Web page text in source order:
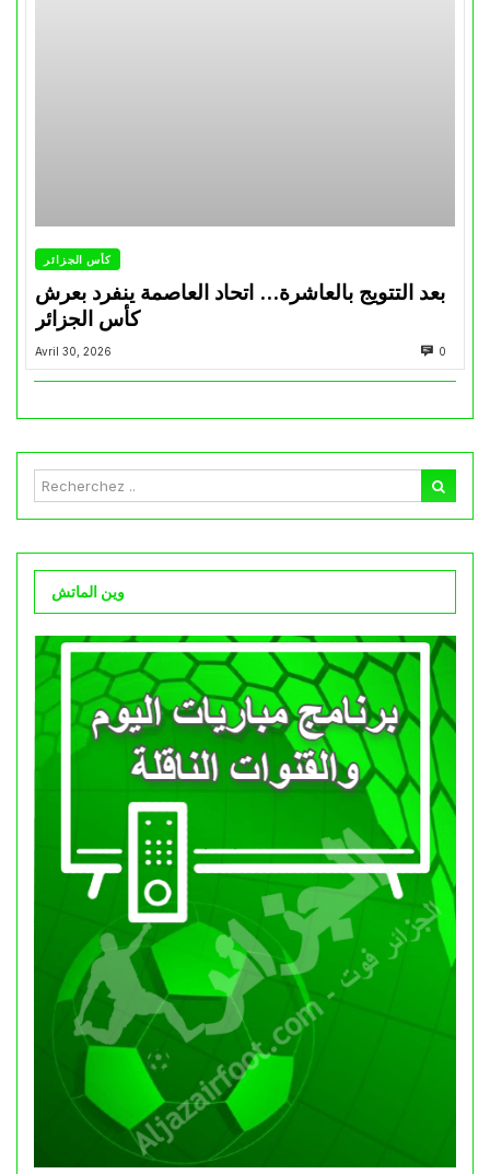
كأس الجزائر
بعد التتويج بالعاشرة… اتحاد العاصمة ينفرد بعرش
كأس الجزائر
Avril 30, 2026 0
وين الماتش